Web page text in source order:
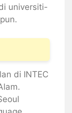
universiti-
di INTEC